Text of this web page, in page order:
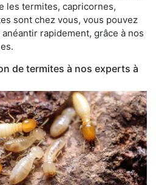
les termites, capricornes,
sont chez vous, vous pouvez
rapidement, grâce à nos
de termites à nos experts à